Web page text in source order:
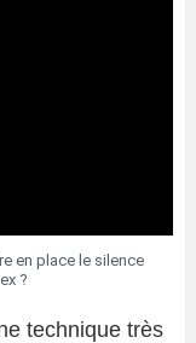
en place le silence
?
technique très